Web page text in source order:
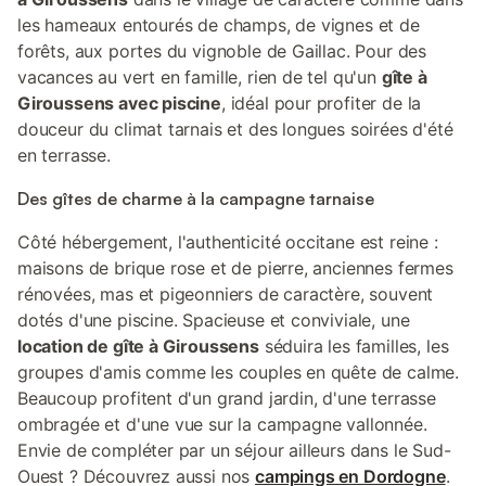
les hameaux entourés de champs, de vignes et de
forêts, aux portes du vignoble de Gaillac. Pour des
vacances au vert en famille, rien de tel qu'un gîte à
Giroussens avec piscine, idéal pour profiter de la
douceur du climat tarnais et des longues soirées d'été
en terrasse.
Des gîtes de charme à la campagne tarnaise
Côté hébergement, l'authenticité occitane est reine :
maisons de brique rose et de pierre, anciennes fermes
rénovées, mas et pigeonniers de caractère, souvent
dotés d'une piscine. Spacieuse et conviviale, une
location de gîte à Giroussensséduira les familles, les
groupes d'amis comme les couples en quête de calme.
Beaucoup profitent d'un grand jardin, d'une terrasse
ombragée et d'une vue sur la campagne vallonnée.
Envie de compléter par un séjour ailleurs dans le Sud-
Ouest ? Découvrez aussi noscampings en Dordogne.